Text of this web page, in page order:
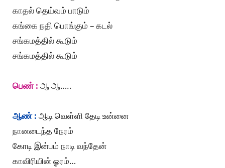
காதல் தெய்வம் பாடும்
கங்கை நதி பொங்கும் – கடல்
சங்கமத்தில் கூடும்
சங்கமத்தில் கூடும்
பெண் : ஆ ஆ…..
ஆண் : ஆடி வெள்ளி தேடி உன்னை
நானடைந்த நேரம்
கோடி இன்பம் நாடி வந்தேன்
காவிரியின் ஓரம்…